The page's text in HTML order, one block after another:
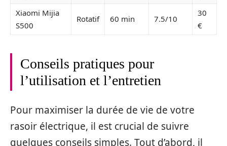
Xiaomi Mijia
S500
Rotatif 60 min 7.5/10
30
€
Conseils pratiques pour
l’utilisation et l’entretien
Pour maximiser la durée de vie de votre
rasoir électrique, il est crucial de suivre
quelques conseils simples. Tout d’abord, il